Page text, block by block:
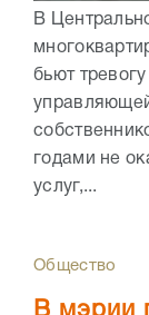
В
бьют
годами не
услуг,...
Общество